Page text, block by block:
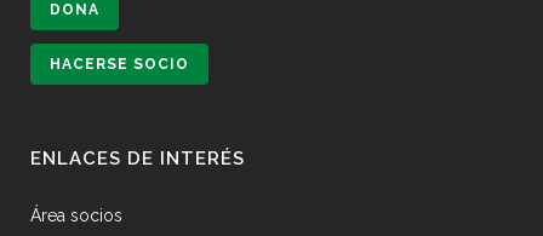
DONA
HACERSE SOCIO
ENLACES DE INTERÉS
Área socios